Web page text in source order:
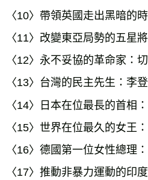
〈10〉帶領英國走出黑暗的
〈11〉改變東亞局勢的五星
〈12〉永不妥協的革命家：
〈13〉台灣的民主先生：李
〈14〉日本在位最長的首相
〈15〉世界在位最久的女王
〈16〉德國第一位女性總理
〈17〉推動非暴力運動的印